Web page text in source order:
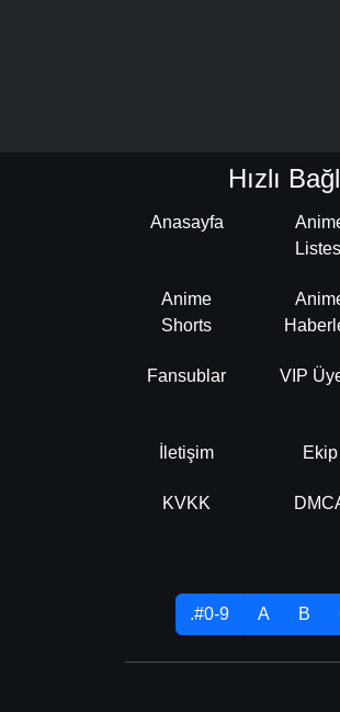
Hızlı
Anasayfa
Anime
Shorts
Fansublar VIP
İletişim Ekip
KVKK
.#0-9 A B